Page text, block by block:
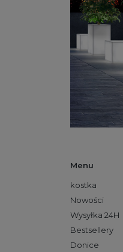
Menu
kostka
Nowości
Wysyłka 24H
Bestsellery
Donice